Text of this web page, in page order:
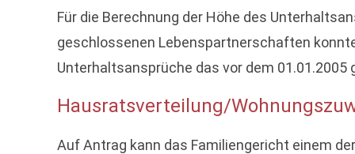
Für die Berechnung der Höhe des
geschlossenen Lebenspartnerschaften
Unterhaltsansprüche das vor dem
Hausratsverteilung/
Auf Antrag kann das Familiengericht einem